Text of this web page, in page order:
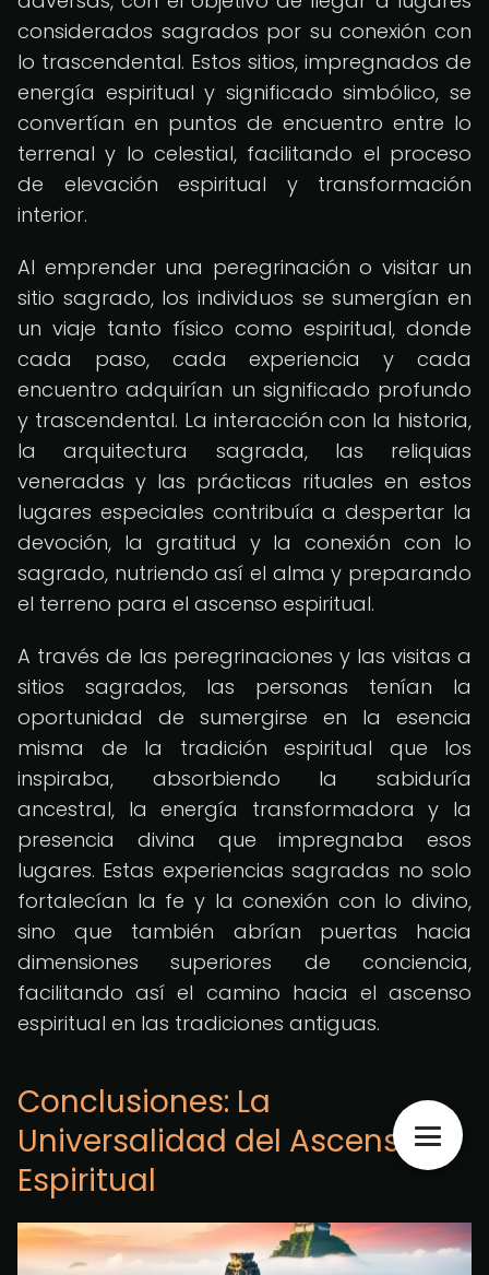
considerados sagrados por su conexión con
lo trascendental. Estos sitios, impregnados de
energía espiritual y significado simbólico, se
convertían en puntos de encuentro entre lo
terrenal y lo celestial, facilitando el proceso
de elevación espiritual y transformación
interior.
Al emprender una peregrinación o visitar un
sitio sagrado, los individuos se sumergían en
un viaje tanto físico como espiritual, donde
cada paso, cada experiencia y cada
encuentro adquirían un significado profundo
y trascendental. La interacción con la historia,
la arquitectura sagrada, las reliquias
veneradas y las prácticas rituales en estos
lugares especiales contribuía a despertar la
devoción, la gratitud y la conexión con lo
sagrado, nutriendo así el alma y preparando
el terreno para el ascenso espiritual.
A través de las peregrinaciones y las visitas a
sitios sagrados, las personas tenían la
oportunidad de sumergirse en la esencia
misma de la tradición espiritual que los
inspiraba, absorbiendo la sabiduría
ancestral, la energía transformadora y la
presencia divina que impregnaba esos
lugares. Estas experiencias sagradas no solo
fortalecían la fe y la conexión con lo divino,
sino que también abrían puertas hacia
dimensiones superiores de conciencia,
facilitando así el camino hacia el ascenso
espiritual en las tradiciones antiguas.
Conclusiones: La
Universalidad del Ascenso
Espiritual